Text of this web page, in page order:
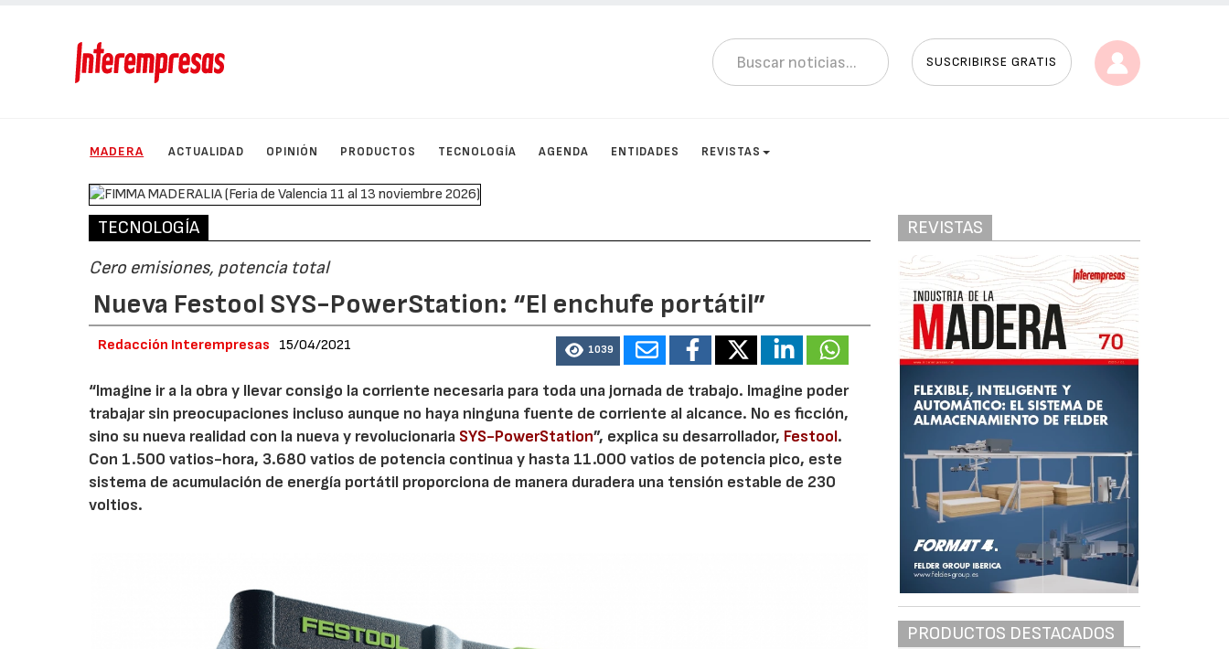
SUSCRIBIRSE GRATIS
MADERA ACTUALIDAD OPINIÓN PRODUCTOS TECNOLOGÍA AGENDA ENTIDADES REVISTAS
TECNOLOGÍA
Cero emisiones, potencia total
Nueva Festool SYS-PowerStation: “El enchufe portátil”
Redacción Interempresas 15/04/2021 1039
“Imagine ir a la obra y llevar consigo la corriente necesaria para toda una jornada de trabajo. Imagine poder
trabajar sin preocupaciones incluso aunque no haya ninguna fuente de corriente al alcance. No es ficción,
sino su nueva realidad con la nueva y revolucionaria SYS-PowerStation”, explica su desarrollador, Festool.
Con 1.500 vatios-hora, 3.680 vatios de potencia continua y hasta 11.000 vatios de potencia pico, este
sistema de acumulación de energía portátil proporciona de manera duradera una tensión estable de 230
voltios.
REVISTAS
PRODUCTOS DESTACADOS